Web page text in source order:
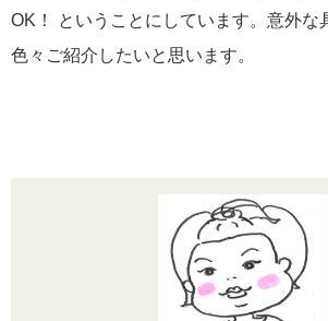
OK！ ということにしています。意外な
色々ご紹介したいと思います。